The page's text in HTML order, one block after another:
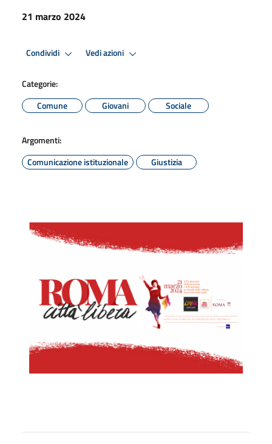
21 marzo 2024
Condividi Vedi azioni
Categorie:
Comune
Giovani Sociale
Argomenti:
Comunicazione istituzionale
Giustizia